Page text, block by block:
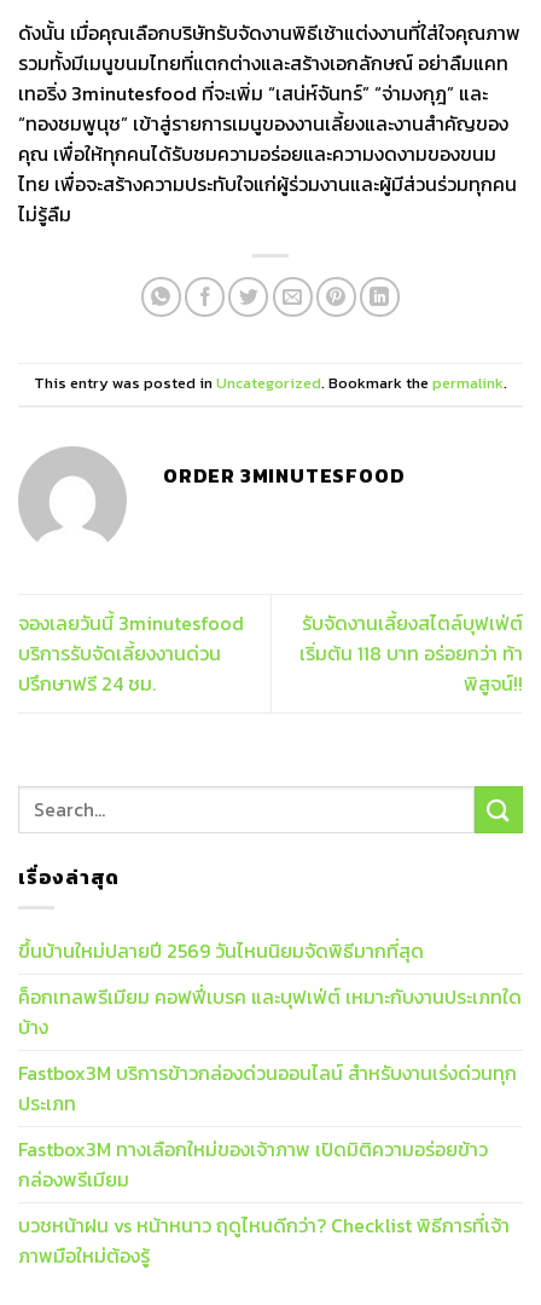
ดังนั้น เมื่อคุณเลือกบริษัทรับจัดงานพิธีเช้าแต่งงานที่ใส่ใจคุณภาพ
รวมทั้งมีเมนูขนมไทยที่แตกต่างและสร้างเอกลักษณ์ อย่าลืมแคท
เทอริ่ง 3minutesfood ที่จะเพิ่ม “เสน่ห์จันทร์” “จ่ามงกุฎ” และ
“ทองชมพูนุช” เข้าสู่รายการเมนูของงานเลี้ยงและงานสำคัญของ
คุณ เพื่อให้ทุกคนได้รับชมความอร่อยและความงดงามของขนม
ไทย เพื่อจะสร้างความประทับใจแก่ผู้ร่วมงานและผู้มีส่วนร่วมทุกคน
ไม่รู้ลืม
This entry was posted inUncategorized. Bookmark thepermalink.
ORDER 3MINUTESFOOD
จองเลยวันนี้ 3minutesfood
บริการรับจัดเลี้ยงงานด่วน
ปรึกษาฟรี 24 ชม.
รับจัดงานเลี้ยงสไตล์บุฟเฟ่ต์
เริ่มต้น 118 บาท อร่อยกว่า ท้า
พิสูจน์!!
เรื่องล่าสุด
ขึ้นบ้านใหม่ปลายปี 2569 วันไหนนิยมจัดพิธีมากที่สุด
ค็อกเทลพรีเมียม คอฟฟี่เบรค และบุฟเฟ่ต์ เหมาะกับงานประเภทใด
บ้าง
Fastbox3M บริการข้าวกล่องด่วนออนไลน์ สำหรับงานเร่งด่วนทุก
ประเภท
Fastbox3M ทางเลือกใหม่ของเจ้าภาพ เปิดมิติความอร่อยข้าว
กล่องพรีเมียม
บวชหน้าฝน vs หน้าหนาว ฤดูไหนดีกว่า? Checklist พิธีการที่เจ้า
ภาพมือใหม่ต้องรู้